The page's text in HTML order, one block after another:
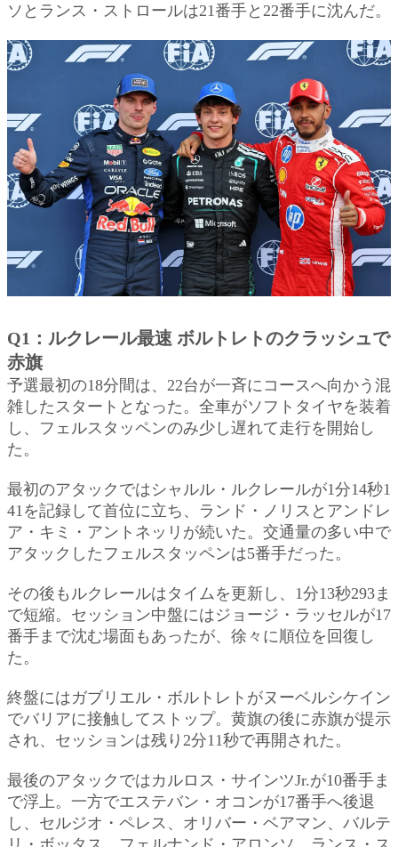
ソとランス・ストロールは21番手と22番手に沈んだ。
Q1：ルクレール最速 ボルトレトのクラッシュで
赤旗
予選最初の18分間は、22台が一斉にコースへ向かう混
雑したスタートとなった。全車がソフトタイヤを装着
し、フェルスタッペンのみ少し遅れて走行を開始し
た。
最初のアタックではシャルル・ルクレールが1分14秒1
41を記録して首位に立ち、ランド・ノリスとアンドレ
ア・キミ・アントネッリが続いた。交通量の多い中で
アタックしたフェルスタッペンは5番手だった。
その後もルクレールはタイムを更新し、1分13秒293ま
で短縮。セッション中盤にはジョージ・ラッセルが17
番手まで沈む場面もあったが、徐々に順位を回復し
た。
終盤にはガブリエル・ボルトレトがヌーベルシケイン
でバリアに接触してストップ。黄旗の後に赤旗が提示
され、セッションは残り2分11秒で再開された。
最後のアタックではカルロス・サインツJr.が10番手ま
で浮上。一方でエステバン・オコンが17番手へ後退
し、セルジオ・ペレス、オリバー・ベアマン、バルテ